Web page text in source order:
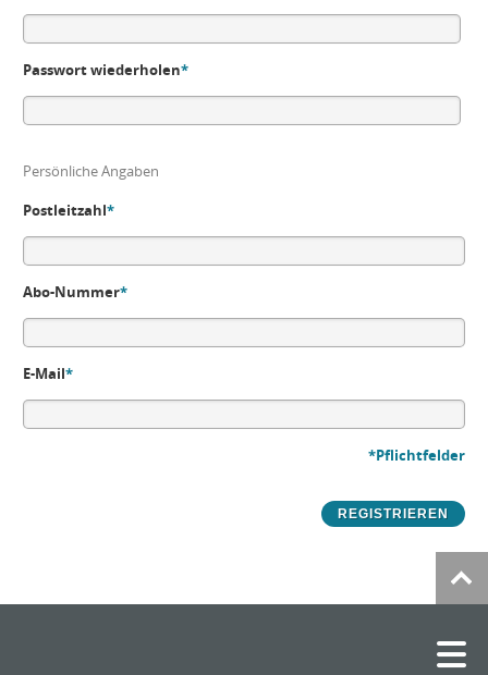
Passwort wiederholen*
Persönliche Angaben
Postleitzahl*
Abo-Nummer*
E-Mail*
*Pflichtfelder